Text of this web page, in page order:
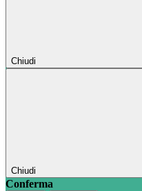
Chiudi
Chiudi
Conferma